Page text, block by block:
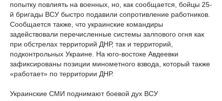
попытку повлиять на военных, но, как сообщается, бойцы 25-
й бригады ВСУ быстро подавили сопротивление работников.
Сообщается также, что украинские командиры
задействовали перечисленные системы залпового огня как
при обстрелах территорий ДНР, так и территорий,
подконтрольных Украине. На юго-востоке Авдеевки
зафиксированы позиции минометного взвода, который также
«работает» по территории ДНР.
Украинские СМИ поднимают боевой дух ВСУ